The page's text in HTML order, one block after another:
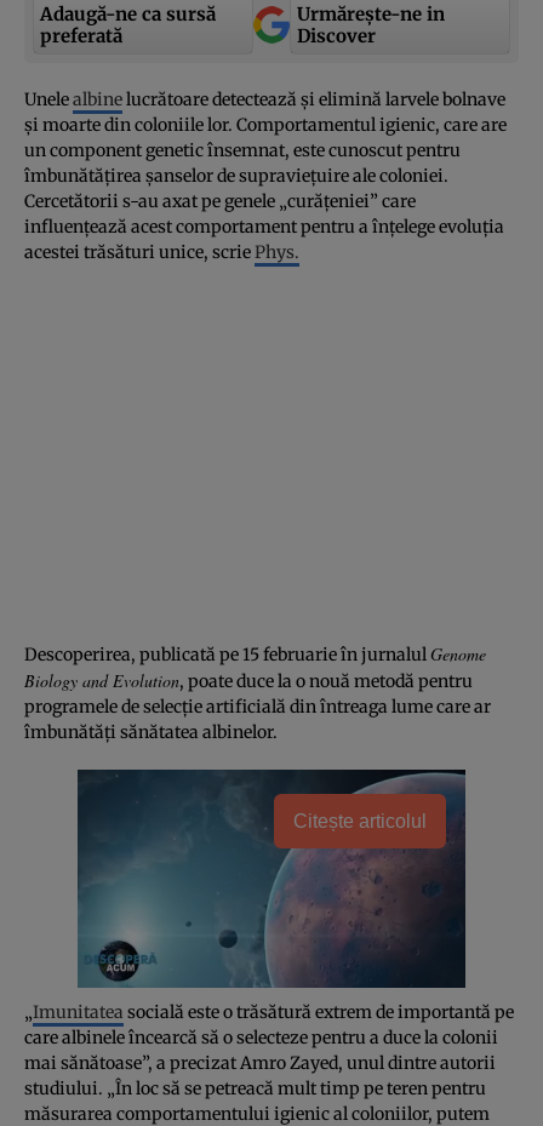
Adaugă-ne ca sursă
preferată
Urmărește-ne in
Discover
Unelealbinelucrătoare detectează şi elimină larvele bolnave
şi moarte din coloniile lor. Comportamentul igienic, care are
un component genetic însemnat, este cunoscut pentru
îmbunătăţirea şanselor de supravieţuire ale coloniei.
Cercetătorii s-au axat pe genele „curăţeniei” care
influenţează acest comportament pentru a înţelege evoluţia
acestei trăsături unice, scriePhys.
Descoperirea, publicată pe 15 februarie în jurnalulGenome
Biology and Evolution, poate duce la o nouă metodă pentru
programele de selecţie artificială din întreaga lume care ar
îmbunătăţi sănătatea albinelor.
Citește articolul
„Imunitatea socială este o trăsătură extrem de importantă pe
care albinele încearcă să o selecteze pentru a duce la colonii
mai sănătoase”, a precizat Amro Zayed, unul dintre autorii
studiului. „În loc să se petreacă mult timp pe teren pentru
măsurarea comportamentului igienic al coloniilor, putem